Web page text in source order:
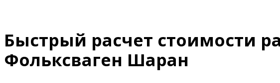
Быстрый расчет стоимости
Фольксваген Шаран